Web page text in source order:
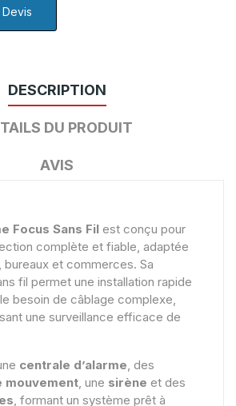
DESCRIPTION
DU PRODUIT
AVIS
Focus Sans Fil est conçu pour
complète et fiable, adaptée
bureaux et commerces. Sa
fil permet une installation rapide
besoin de câblage complexe,
une surveillance efficace de
centrale d’alarme, des
mouvement, une sirène et des
, formant un système prêt à